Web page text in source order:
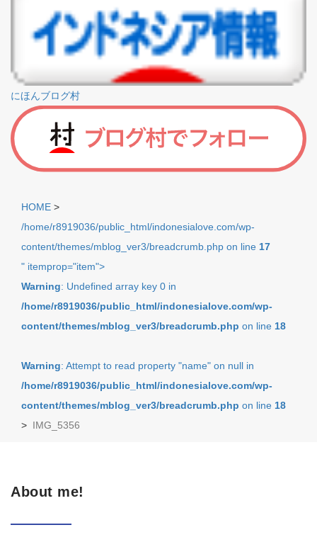
にほんブログ村
HOME >
/home/r8919036/public_html/indonesialove.com/wp-
content/themes/mblog_ver3/breadcrumb.php on line 17
" itemprop="item">
Warning: Undefined array key 0 in
/home/r8919036/public_html/indonesialove.com/wp-
content/themes/mblog_ver3/breadcrumb.php on line 18
Warning: Attempt to read property "name" on null in
/home/r8919036/public_html/indonesialove.com/wp-
content/themes/mblog_ver3/breadcrumb.php on line 18
> IMG_5356
About me!